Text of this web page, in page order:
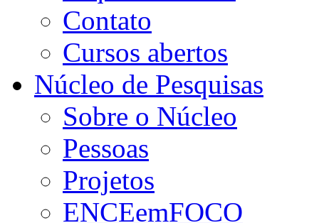
Contato
Cursos abertos
Núcleo de Pesquisas
Sobre o Núcleo
Pessoas
Projetos
ENCEemFOCO